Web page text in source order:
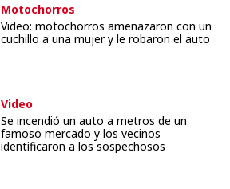
Motochorros
Video: motochorros amenazaron con un
cuchillo a una mujer y le robaron el auto
Video
Se incendió un auto a metros de un
famoso mercado y los vecinos
identificaron a los sospechosos